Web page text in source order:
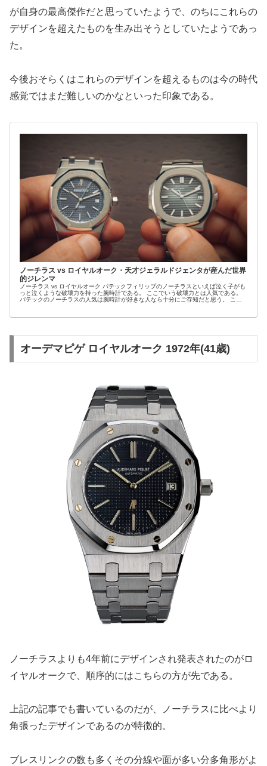
が自身の最高傑作だと思っていたようで、のちにこれらの
デザインを超えたものを生み出そうとしていたようであっ
た。
今後おそらくはこれらのデザインを超えるものは今の時代
感覚ではまだ難しいのかなといった印象である。
ノーチラス vs ロイヤルオーク・天才ジェラルドジェンタが産んだ世界
的ジレンマ
ノーチラス vs ロイヤルオーク パテックフィリップのノーチラスといえば泣く子がも
っと泣くような破壊力を持った腕時計である。 ここでいう破壊力とは人気である。
パテックのノーチラスの人気は腕時計が好きな人なら十分にご存知だと思う。 この
オーデマピゲ ロイヤルオーク 1972年(41歳)
ノーチラスよりも4年前にデザインされ発表されたのがロ
イヤルオークで、順序的にはこちらの方が先である。
上記の記事でも書いているのだが、ノーチラスに比べより
角張ったデザインであるのが特徴的。
ブレスリンクの数も多くその分線や面が多い分多角形がよ